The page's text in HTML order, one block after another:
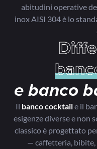
abitudini operative
inox AISI 304 è lo
e banco
Il banco cocktaile il
esigenze diverse e non
classico è progettato
— caffetteria,